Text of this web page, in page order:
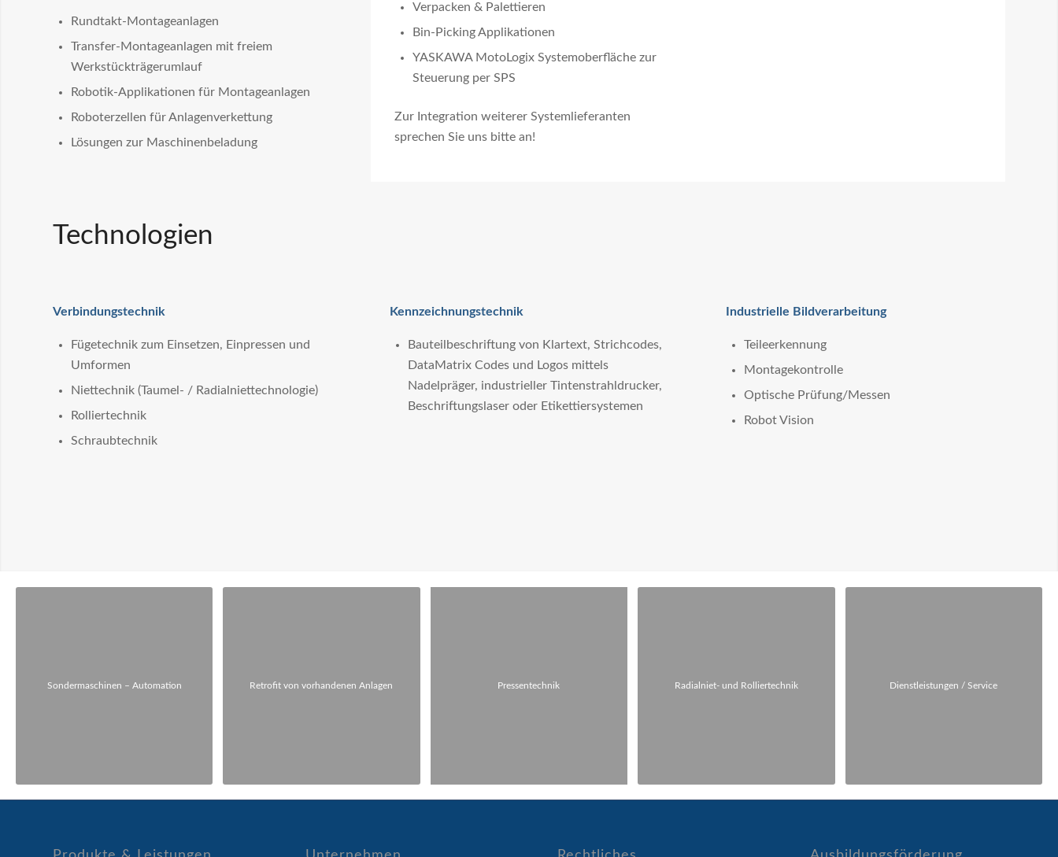
Rundtakt-Montageanlagen
Transfer-Montageanlagen mit freiem
Werkstückträgerumlauf
Robotik-Applikationen für Montageanlagen
Roboterzellen für Anlagenverkettung
Lösungen zur Maschinenbeladung
Verpacken & Palettieren
Bin-Picking Applikationen
YASKAWA MotoLogix Systemoberfläche zur
Steuerung per SPS
Zur Integration weiterer Systemlieferanten
sprechen Sie uns bitte an!
Technologien
Verbindungstechnik
Fügetechnik zum Einsetzen, Einpressen und
Umformen
Niettechnik (Taumel- / Radialniettechnologie)
Rolliertechnik
Schraubtechnik
Kennzeichnungstechnik
Bauteilbeschriftung von Klartext, Strichcodes,
DataMatrix Codes und Logos mittels
Nadelpräger, industrieller Tintenstrahldrucker,
Beschriftungslaser oder Etikettiersystemen
Industrielle Bildverarbeitung
Teileerkennung
Montagekontrolle
Optische Prüfung/Messen
Robot Vision
Sondermaschinen – Automation Retrofit von vorhandenen Anlagen Pressentechnik Radialniet- und Rolliertechnik Dienstleistungen / Service